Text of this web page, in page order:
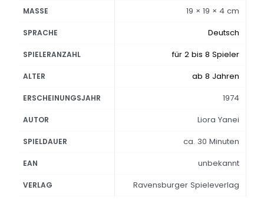
MASSE 19 × 19 × 4 cm
SPRACHE Deutsch
SPIELERANZAHL für 2 bis 8 Spieler
ALTER ab 8 Jahren
ERSCHEINUNGSJAHR 1974
AUTOR Liora Yanei
SPIELDAUER ca. 30 Minuten
EAN unbekannt
VERLAG Ravensburger Spieleverlag